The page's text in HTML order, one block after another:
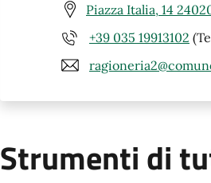
Piazza Italia, 14
+39 035 19913102
Strumenti di